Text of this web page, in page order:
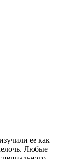
ее как
Любые